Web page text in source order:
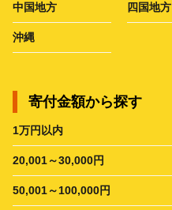
中国地方 四国地方
沖縄
寄付金額から探す
1万円以内
20,001～30,000円
50,001～100,000円